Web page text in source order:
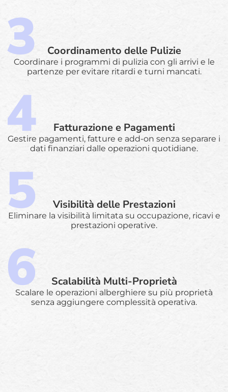
Coordinamento delle Pulizie
Coordinare i programmi di pulizia con gli arrivi e le
partenze per evitare ritardi e turni mancati.
Fatturazione e Pagamenti
Gestire pagamenti, fatture e add-on senza separare i
dati finanziari dalle operazioni quotidiane.
Visibilità delle Prestazioni
Eliminare la visibilità limitata su occupazione, ricavi e
prestazioni operative.
Scalabilità Multi-Proprietà
Scalare le operazioni alberghiere su più proprietà
senza aggiungere complessità operativa.